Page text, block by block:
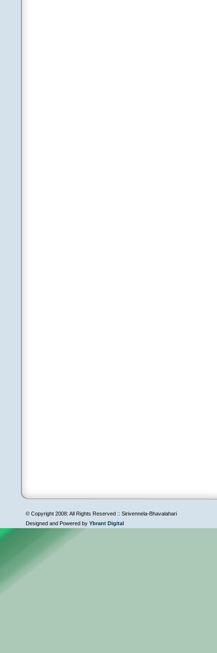
© Copyright 2008: All Rights Reserved :: Sirivennela-Bhavalahari
Designed and Powered by Ybrant Digital